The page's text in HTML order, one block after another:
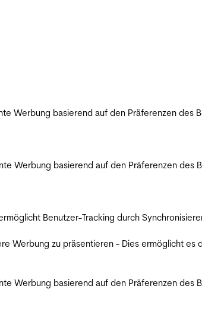
Werbung basierend auf den Präferenzen des
Werbung basierend auf den Präferenzen des
Benutzer-Tracking durch
Werbung zu präsentieren - Dies ermöglicht
Werbung basierend auf den Präferenzen des